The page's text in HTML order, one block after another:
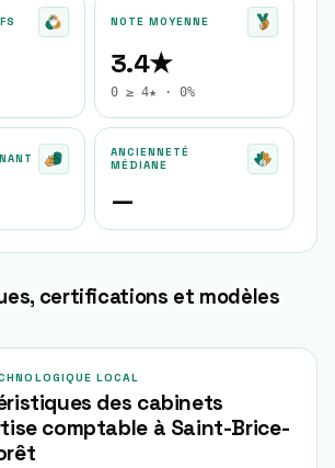
NOTE MOYENNE
3.4★
0 ≥ 4★ · 0%
ANCIENNETÉ
MÉDIANE
—
certifications et modèles
LOCAL
des cabinets
comptable à Saint-Brice-